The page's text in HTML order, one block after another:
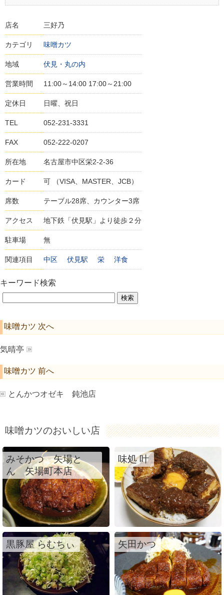
店名 三好乃
カテゴリ 味噌カツ
地域 伏見・丸の内
営業時間 11:00～14:00 17:00～21:00
定休日 日曜、祝日
TEL 052-231-3331
FAX 052-222-0207
所在地 名古屋市中区栄2-2-36
カード 可 （VISA、MASTER、JCB）
席数 テーブル28席、カウンター3席
アクセス 地下鉄「伏見駅」より徒歩２分
駐車場 無
関連項目 中区 伏見駅 栄 洋食
キーワード検索
味噌カツ 次へ
気晴亭
味噌カツ 前へ
とんかつオゼキ 鈍池店
味噌カツのおいしい店
みそかつ 矢場と
ん 矢場町本店
味処 叶
黒豚屋 らむちぃ 矢田かつ